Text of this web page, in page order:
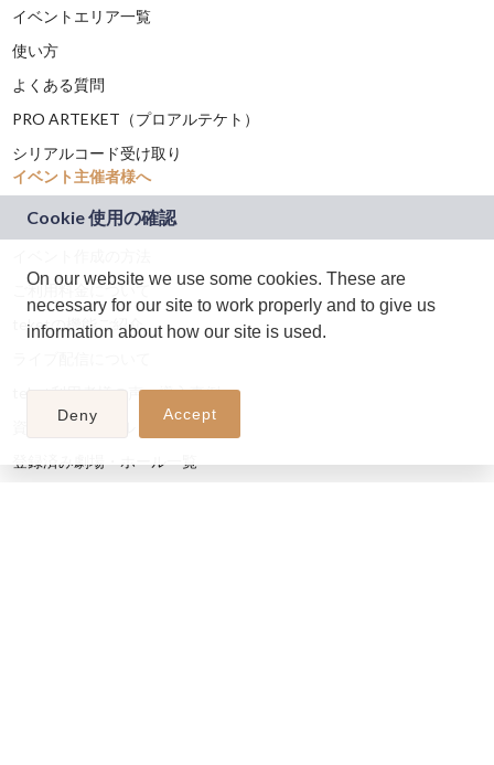
On our website we use some cookies. These are
necessary for our site to work properly and to give us
information about how our site is used.
Deny Accept
イベントエリア一覧
使い方
よくある質問
PRO ARTEKET（プロアルテケト）
シリアルコード受け取り
イベント主催者様へ
teket(テケト)とは？
ご利用料金について
teketの機能ご紹介
teket利用者様の声・導入事例
資料・マニュアル
登録済み劇場・ホール一覧